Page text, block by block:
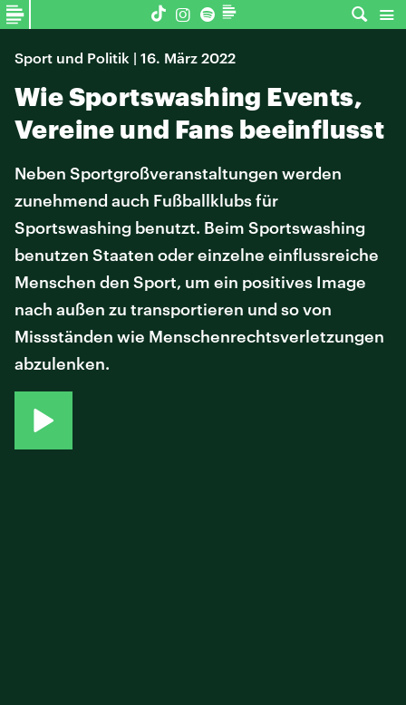
Sport und Politik | 16. März 2022
Wie Sportswashing Events,
Vereine und Fans beeinflusst
Neben Sportgroßveranstaltungen werden
zunehmend auch Fußballklubs für
Sportswashing benutzt. Beim Sportswashing
benutzen Staaten oder einzelne einflussreiche
Menschen den Sport, um ein positives Image
nach außen zu transportieren und so von
Missständen wie Menschenrechtsverletzungen
abzulenken.